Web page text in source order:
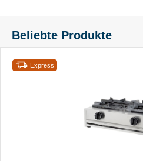
Beliebte Produkte
Express